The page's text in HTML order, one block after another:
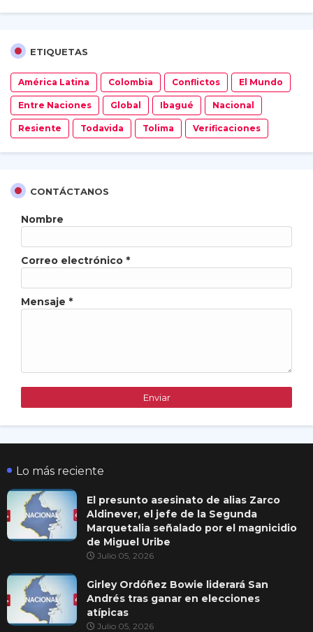
ETIQUETAS
América Latina Colombia Conflictos El Mundo
Entre Naciones Global Ibagué Nacional
Resiente Todavida Tolima Verificaciones
CONTÁCTANOS
Nombre
Correo electrónico *
Mensaje *
Lo más reciente
El presunto asesinato de alias Zarco
Aldinever, el jefe de la Segunda
Marquetalia señalado por el magnicidio
de Miguel Uribe
Julio 05, 2026
Girley Ordóñez Bowie liderará San
Andrés tras ganar en elecciones
atípicas
Julio 05, 2026